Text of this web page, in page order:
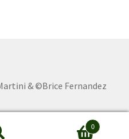
& ©Brice Fernandez
0